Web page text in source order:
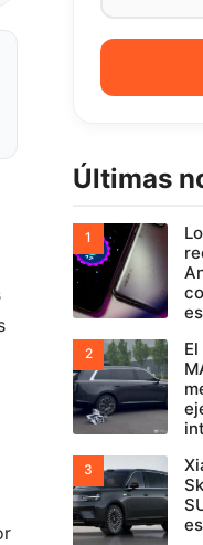
Últimas